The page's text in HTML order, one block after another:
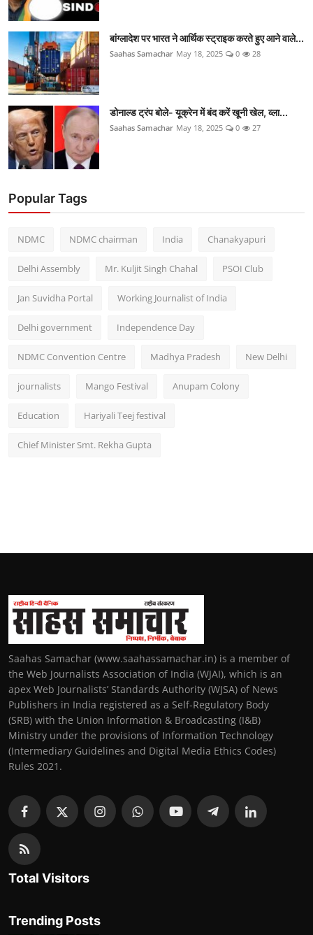
बांग्लादेश पर भारत ने आर्थिक स्ट्राइक करते हुए आने वाले...
Saahas Samachar May 18, 2025 0 28
डोनाल्ड ट्रंप बोले- यूक्रेन में बंद करें खूनी खेल, व्ला...
Saahas Samachar May 18, 2025 0 27
Popular Tags
NDMC NDMC chairman India Chanakyapuri
Delhi Assembly Mr. Kuljit Singh Chahal PSOI Club
Jan Suvidha Portal Working Journalist of India
Delhi government Independence Day
NDMC Convention Centre Madhya Pradesh New Delhi
journalists Mango Festival Anupam Colony
Education Hariyali Teej festival
Chief Minister Smt. Rekha Gupta
Saahas Samachar (www.saahassamachar.in) is a member of
the Web Journalists Association of India (WJAI), which is an
apex Web Journalists’ Standards Authority (WJSA) of News
Publishers in India registered as a Self-Regulatory Body
(SRB) with the Union Information & Broadcasting (I&B)
Ministry under the provisions of Information Technology
(Intermediary Guidelines and Digital Media Ethics Codes)
Rules 2021.
Total Visitors
Trending Posts